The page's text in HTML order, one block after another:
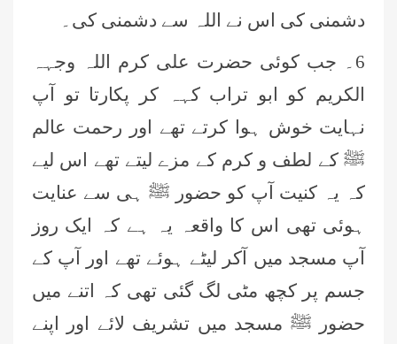
دشمنی کی اس نے اللہ سے دشمنی کی۔
6۔ جب کوئی حضرت علی کرم اللہ وجہہ
الکریم کو ابو تراب کہہ کر پکارتا تو آپ
نہایت خوش ہوا کرتے تھے اور رحمت عالم
ﷺ کے لطف و کرم کے مزے لیتے تھے اس لیے
کہ یہ کنیت آپ کو حضور ﷺ ہی سے عنایت
ہوئی تھی اس کا واقعہ یہ ہے کہ ایک روز
آپ مسجد میں آکر لیٹے ہوئے تھے اور آپ کے
جسم پر کچھ مٹی لگ گئی تھی کہ اتنے میں
حضور ﷺ مسجد میں تشریف لائے اور اپنے